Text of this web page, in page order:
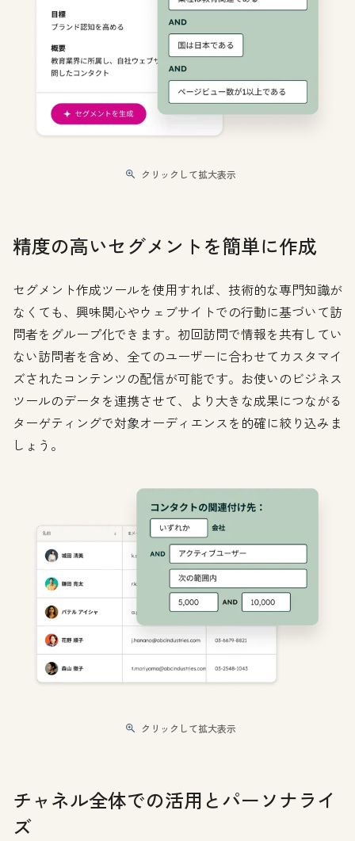
クリックして拡大表示
精度の高いセグメントを簡単に作成
セグメント作成ツールを使用すれば、技術的な専門知識が
なくても、興味関心やウェブサイトでの行動に基づいて訪
問者をグループ化できます。初回訪問で情報を共有してい
ない訪問者を含め、全てのユーザーに合わせてカスタマイ
ズされたコンテンツの配信が可能です。お使いのビジネス
ツールのデータを連携させて、より大きな成果につながる
ターゲティングで対象オーディエンスを的確に絞り込みま
しょう。
クリックして拡大表示
チャネル全体での活用とパーソナライ
ズ